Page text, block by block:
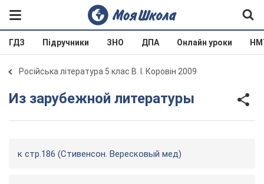
ГДЗ Підручники ЗНО ДПА Онлайн уроки
Російська література 5 клас В. І. Коровін 2009
Из зарубежной литературы
к стр.186 (Стивенсон. Вересковый мед)